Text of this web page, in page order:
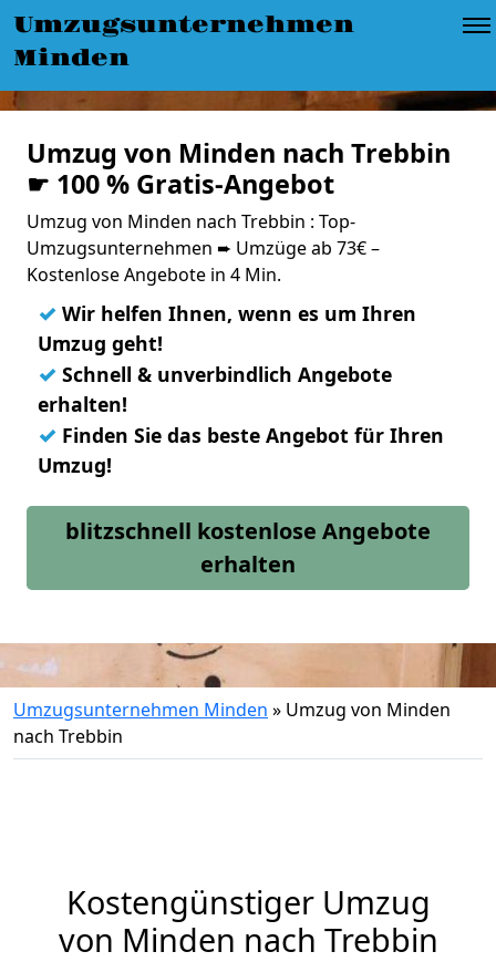
Umzugsunternehmen
Minden
Umzug von Minden nach Trebbin
☛ 100 % Gratis-Angebot
Umzug von Minden nach Trebbin : Top-
Umzugsunternehmen ➨ Umzüge ab 73€ –
Kostenlose Angebote in 4 Min.
✓ Wir helfen Ihnen, wenn es um Ihren
Umzug geht!
✓ Schnell & unverbindlich Angebote
erhalten!
✓ Finden Sie das beste Angebot für Ihren
Umzug!
blitzschnell kostenlose Angebote
erhalten
Umzugsunternehmen Minden » Umzug von Minden
nach Trebbin
Kostengünstiger Umzug
von Minden nach Trebbin